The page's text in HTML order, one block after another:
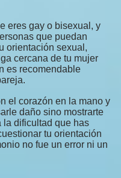
eres gay o bisexual, y
que puedan
orientación sexual,
cercana de tu mujer
es recomendable
el corazón en la mano y
daño sino mostrarte
la dificultad que has
tu orientación
no fue un error ni un